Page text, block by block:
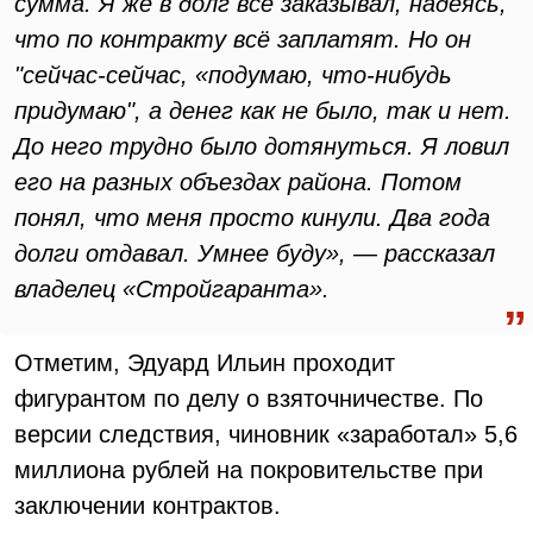
что по контракту всё заплатят. Но он
"сейчас-сейчас, «подумаю, что-нибудь
придумаю", а денег как не было, так и нет.
До него трудно было дотянуться. Я ловил
его на разных объездах района. Потом
понял, что меня просто кинули. Два года
долги отдавал. Умнее буду», — рассказал
владелец «Стройгаранта».
Отметим, Эдуард Ильин проходит
фигурантом по делу о взяточничестве. По
версии следствия, чиновник «заработал» 5,6
миллиона рублей на покровительстве при
заключении контрактов.